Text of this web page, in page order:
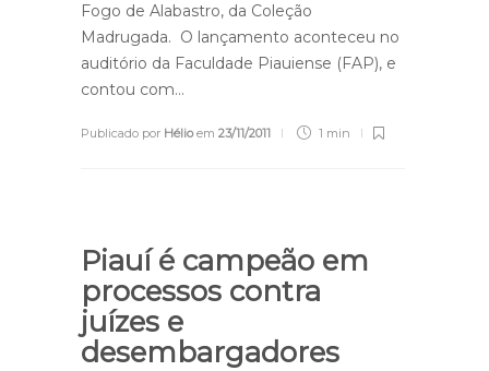
Fogo de Alabastro, da Coleção
Madrugada. O lançamento aconteceu no
auditório da Faculdade Piauiense (FAP), e
contou com…
Publicado por Hélioem 23/11/2011 1 min
Piauí é campeão em
processos contra
juízes e
desembargadores